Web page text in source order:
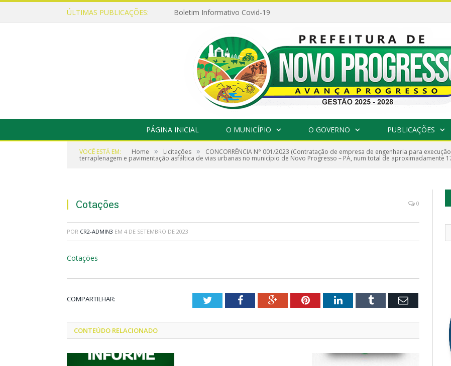
ÚLTIMAS PUBLICAÇÕES: Boletim Informativo Covid-19
PÁGINA INICIAL O MUNICÍPIO O GOVERNO PUBLICAÇÕES
VOCÊ ESTÁ EM: Home » Licitações » CONCORRÊNCIA N° 001/2023 (Contratação de empresa de engenharia para
terraplenagem e pavimentação asfáltica de vias urbanas no município de Novo Progresso – PA, num total de aproximadamente
Cotações 0
POR CR2-ADMIN3 EM 4 DE SETEMBRO DE 2023
Cotações
COMPARTILHAR: TwitterFacebookGoogle+PinterestLinkedInTumblr Email
CONTEÚDO RELACIONADO